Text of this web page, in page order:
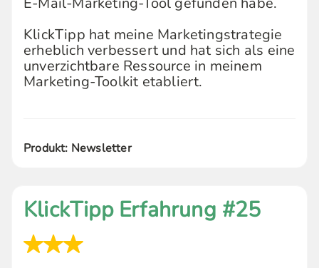
KlickTipp hat meine Marketingstrategie
erheblich verbessert und hat sich als eine
unverzichtbare Ressource in meinem
Marketing-Toolkit etabliert.
Produkt: Newsletter
KlickTipp Erfahrung #25